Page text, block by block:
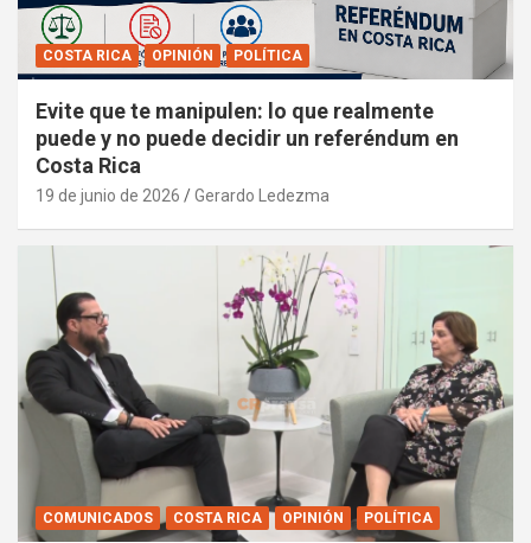
COSTA RICA OPINIÓN POLÍTICA
Evite que te manipulen: lo que realmente
puede y no puede decidir un referéndum en
Costa Rica
19 de junio de 2026 Gerardo Ledezma
COMUNICADOS COSTA RICA OPINIÓN POLÍTICA